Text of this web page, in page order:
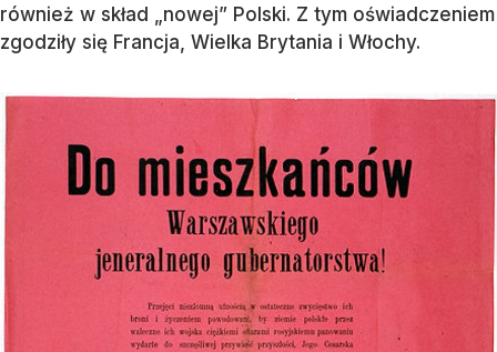
również w skład „nowej” Polski. Z tym oświadczeniem
zgodziły się Francja, Wielka Brytania i Włochy.